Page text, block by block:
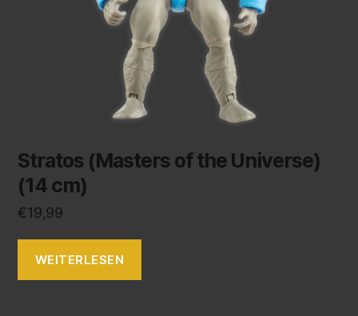
Stratos (Masters of the Universe)
(14 cm)
€19,99
WEITERLESEN